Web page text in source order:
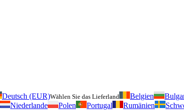
Deutsch (EUR)Wählen Sie das Lieferland Belgien
Niederlande Polen Portugal Rumänien